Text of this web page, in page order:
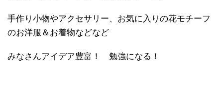
手作り小物やアクセサリー、お気に入りの花モチーフ
のお洋服＆お着物などなど
みなさんアイデア豊富！ 勉強になる！